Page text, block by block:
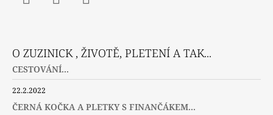
O ZUZINICK , ŽIVOTĚ, PLETENÍ A TAK...
CESTOVÁNÍ...
22.2.2022
ČERNÁ KOČKA A PLETKY S FINANČÁKEM...